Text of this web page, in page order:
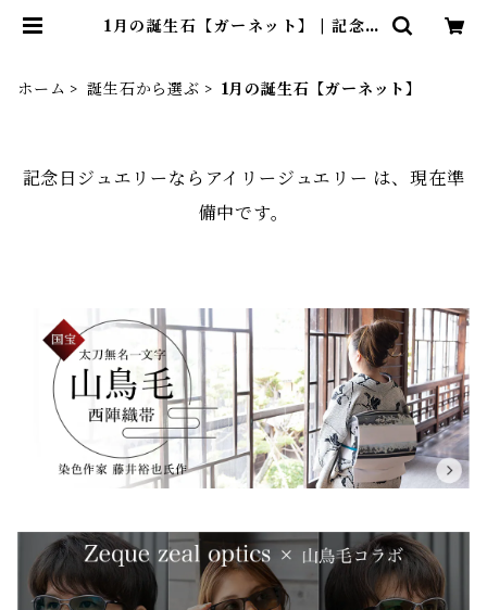
1月の誕生石【ガーネット】 | 記念日
ホーム 誕生石から選ぶ 1月の誕生石【ガーネット】
記念日ジュエリーならアイリージュエリー は、現在準
備中です。